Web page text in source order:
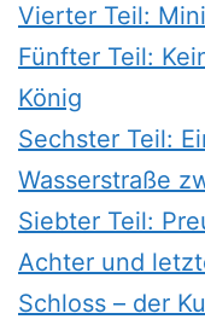
Vierter Teil:
Fünfter Teil:
König
Sechster Teil:
Wasserstraße
Siebter Teil:
Achter und
Schloss – der